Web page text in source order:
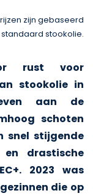
zijn gebaseerd
stookolie.
rust voor
stookolie in
aan de
schoten
snel stijgende
drastische
2023 was
die op